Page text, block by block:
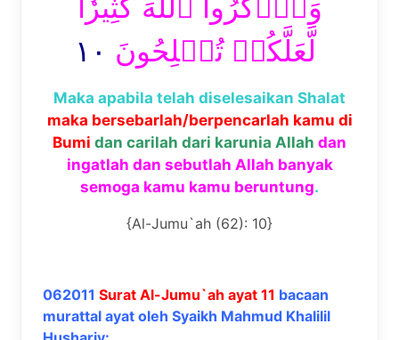
وَٱذۡكُرُواْ ٱللَّهَ كَثِيرٗا
لَّعَلَّكُمۡ تُفۡلِحُونَ ١٠
Maka apabila telah diselesaikan Shalat
maka bersebarlah/berpencarlah kamu di
Bumi dan carilah dari karunia Allah dan
ingatlah dan sebutlah Allah banyak
semoga kamu kamu beruntung.
{Al-Jumu`ah (62): 10}
062011 Surat Al-Jumu`ah ayat 11 bacaan
murattal ayat oleh Syaikh Mahmud Khalilil